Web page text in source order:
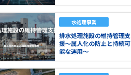
水処理事業
排水処理施設の維持管理支
援～属人化の防止と持続可
能な運用～